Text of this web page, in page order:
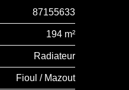
87155633
194 m²
Radiateur
Fioul / Mazout